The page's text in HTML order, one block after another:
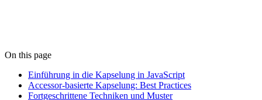
On this page
Einführung in die Kapselung in JavaScript
Accessor-basierte Kapselung: Best Practices
Fortgeschrittene Techniken und Muster